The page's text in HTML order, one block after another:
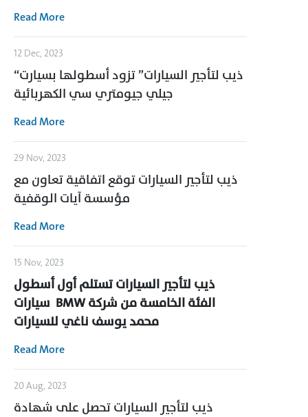
Read More
12 Dec, 2023
“ذيب لتأجير السيارات” تزود أسطولها بسيارت
جيلي جيومتري سي الكهربائية
Read More
29 Nov, 2023
ذيب لتأجير السيارات توقع اتفاقية تعاون مع
مؤسسة آيات الوقفية
Read More
15 Nov, 2023
ذيب لتأجير السيارات تستلم أول أسطول
سيارات BMWالفئة الخامسة من شركة
محمد يوسف ناغي للسيارات
Read More
20 Aug, 2023
ذيب لتأجير السيارات تحصل على شهادة